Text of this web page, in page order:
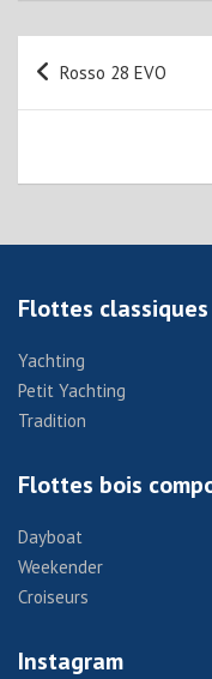
Navigation
de
Rosso 28 EVO
Flottes classiques
Yachting
Petit Yachting
Tradition
Flottes bois
Dayboat
Weekender
Croiseurs
Instagram